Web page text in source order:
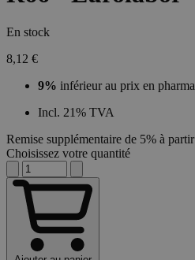
En stock
8,12 €
9% inférieur au prix en
Incl. 21% TVA
Remise supplémentaire de 5% à
Choisissez votre quantité